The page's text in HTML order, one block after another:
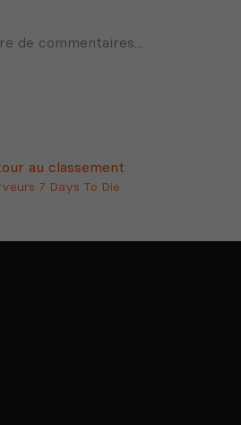
au classement
7 Days To Die